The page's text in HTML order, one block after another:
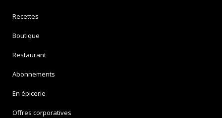
Recettes
Boutique
Restaurant
Abonnements
En épicerie
Offres corporatives